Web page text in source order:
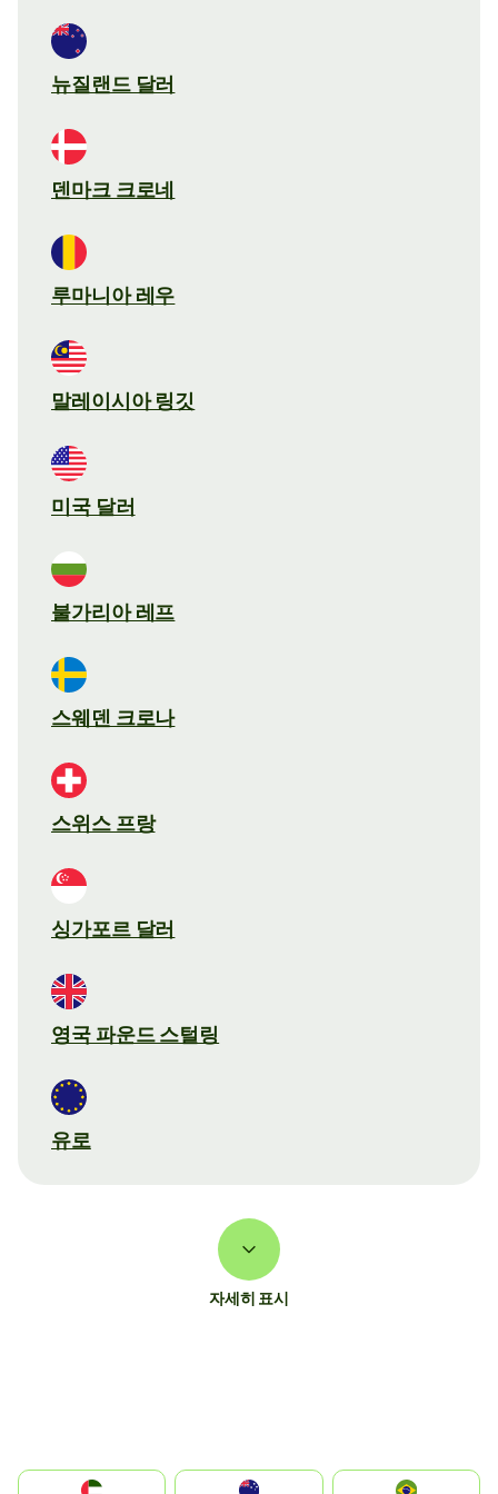
뉴질랜드 달러
덴마크 크로네
루마니아 레우
말레이시아 링깃
미국 달러
불가리아 레프
스웨덴 크로나
스위스 프랑
싱가포르 달러
영국 파운드 스털링
유로
자세히 표시